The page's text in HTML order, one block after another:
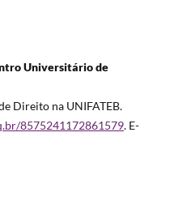
Universitário de
Direito na UNIFATEB.
8575241172861579. E-